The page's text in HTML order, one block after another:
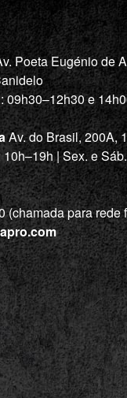
Poeta Eugénio de
09h30–12h30 e
Av. do Brasil, 200A,
10h–19h | Sex. e
(chamada para rede